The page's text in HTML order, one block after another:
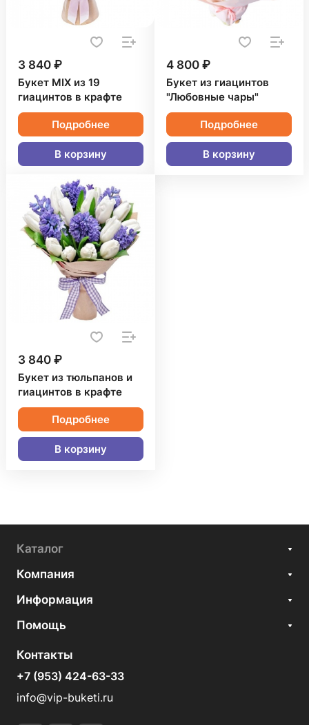
3 840 ₽
Букет MIX из 19
гиацинтов в крафте
Подробнее
В корзину
4 800 ₽
Букет из гиацинтов
"Любовные чары"
Подробнее
В корзину
3 840 ₽
Букет из тюльпанов и
гиацинтов в крафте
Подробнее
В корзину
Каталог
Компания
Информация
Помощь
Контакты
+7 (953) 424-63-33
info@vip-buketi.ru